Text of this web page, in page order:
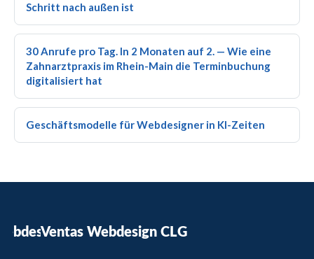
Schritt nach außen ist
30 Anrufe pro Tag. In 2 Monaten auf 2. — Wie eine
Zahnarztpraxis im Rhein-Main die Terminbuchung
digitalisiert hat
Geschäftsmodelle für Webdesigner in KI-Zeiten
Ventas Webdesign CLG